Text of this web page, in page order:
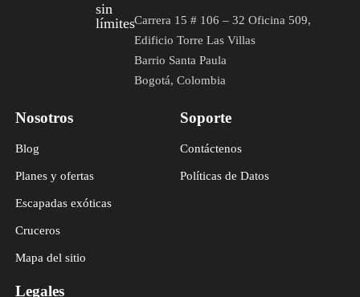
sin
límitesCarrera 15 # 106 – 32 Oficina 509,
Edificio Torre Las Villas
Barrio Santa Paula
Bogotá, Colombia
Nosotros
Blog
Planes y ofertas
Escapadas exóticas
Cruceros
Mapa del sitio
Soporte
Contáctenos
Políticas de Datos
Legales